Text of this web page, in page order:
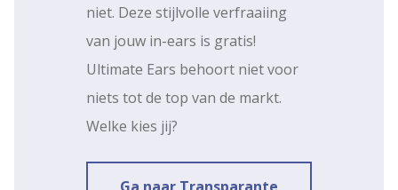
niet. Deze stijlvolle verfraaiing
van jouw in-ears is gratis!
Ultimate Ears behoort niet voor
niets tot de top van de markt.
Welke kies jij?